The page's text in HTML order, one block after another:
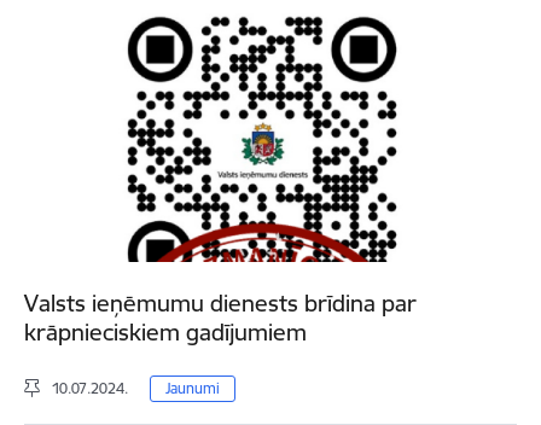
Valsts ieņēmumu dienests brīdina par
krāpnieciskiem gadījumiem
10.07.2024. Jaunumi